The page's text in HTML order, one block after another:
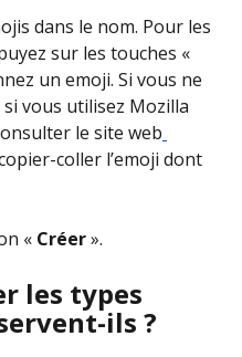
dans le nom. Pour les
sur les touches «
un emoji. Si vous ne
vous utilisez Mozilla
le site web
coller l’emoji dont
« Créer ».
les types
ils ?